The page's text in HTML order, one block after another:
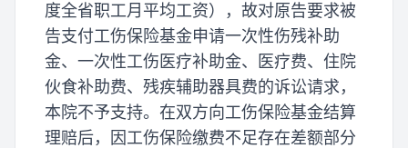
度全省职工月平均工资），故对原告要求被
告支付工伤保险基金申请一次性伤残补助
金、一次性工伤医疗补助金、医疗费、住院
伙食补助费、残疾辅助器具费的诉讼请求，
本院不予支持。在双方向工伤保险基金结算
理赔后，因工伤保险缴费不足存在差额部分